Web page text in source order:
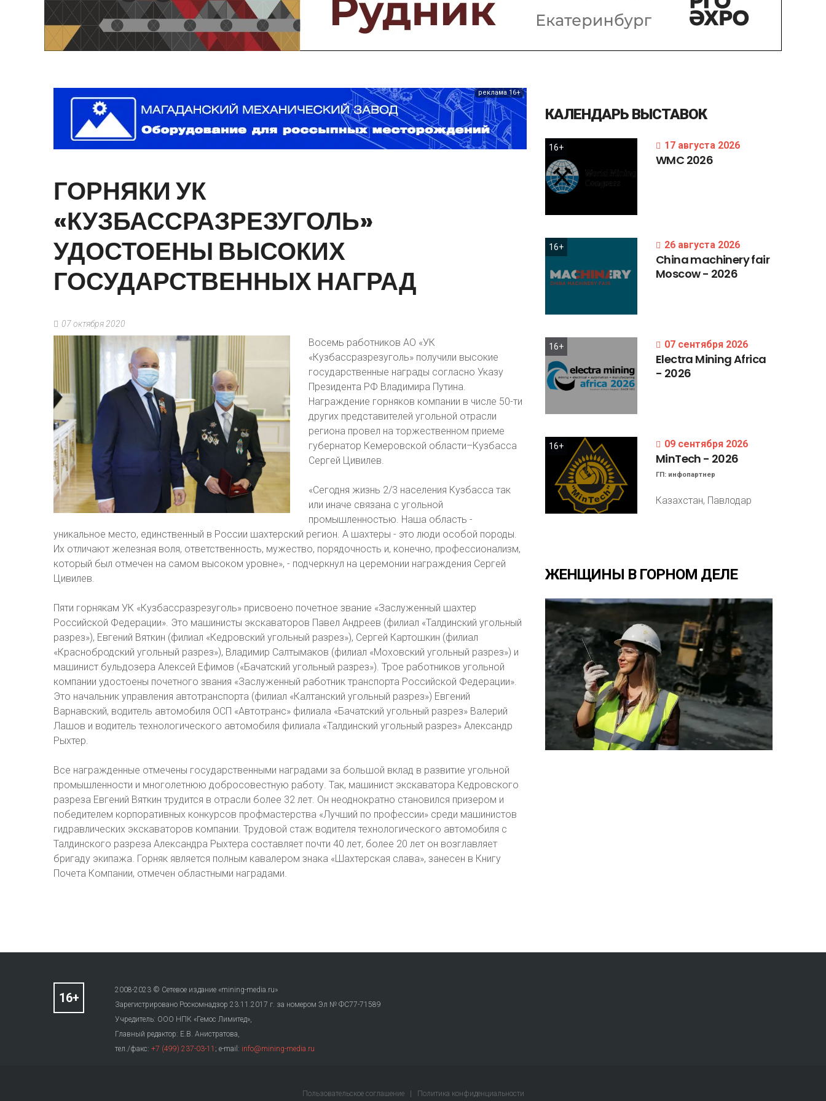
Предприятия и компании
Интервью
Выставки, Конференции
реклама 16+
ГОРНЯКИУК
«КУЗБАССРАЗРЕЗУГОЛЬ»
УДОСТОЕНЫ ВЫСОКИХ
ГОСУДАРСТВЕННЫХНАГРАД
07 октября 2020
Восемь работников АО «УК
«Кузбассразрезуголь» получили высокие
государственные награды согласно Указу
Президента РФ Владимира Путина.
Награждение горняков компании в числе 50-ти
других представителей угольной отрасли
региона провел на торжественном приеме
губернатор Кемеровской области–Кузбасса
Сергей Цивилев.
«Сегодня жизнь 2/3 населения Кузбасса так
или иначе связана с угольной
промышленностью. Наша область -
уникальное место, единственный в России шахтерский регион. А шахтеры - это люди особой породы.
Их отличают железная воля, ответственность, мужество, порядочность и, конечно, профессионализм,
который был отмечен на самом высоком уровне», - подчеркнул на церемонии награждения Сергей
Цивилев.
Пяти горнякам УК «Кузбассразрезуголь» присвоено почетное звание «Заслуженный шахтер
Российской Федерации». Это машинисты экскаваторов Павел Андреев (филиал «Талдинский угольный
разрез»), Евгений Вяткин (филиал «Кедровский угольный разрез»), Сергей Картошкин (филиал
«Краснобродский угольный разрез»), Владимир Салтымаков (филиал «Моховский угольный разрез») и
машинист бульдозера Алексей Ефимов («Бачатский угольный разрез»). Трое работников угольной
компании удостоены почетного звания «Заслуженный работник транспорта Российской Федерации».
Это начальник управления автотранспорта (филиал «Калтанский угольный разрез») Евгений
Bарнавский, водитель автомобиля ОСП «Автотранс» филиала «Бачатский угольный разрез» Валерий
Лашов и водитель технологического автомобиля филиала «Талдинский угольный разрез» Александр
Рыхтер.
Все награжденные отмечены государственными наградами за большой вклад в развитие угольной
промышленности и многолетнюю добросовестную работу. Так, машинист экскаватора Кедровского
разреза Евгений Вяткин трудится в отрасли более 32 лет. Он неоднократно становился призером и
победителем корпоративных конкурсов профмастерства «Лучший по профессии» среди машинистов
гидравлических экскаваторов компании. Трудовой стаж водителя технологического автомобиля с
Талдинского разреза Александра Рыхтера составляет почти 40 лет, более 20 лет он возглавляет
бригаду экипажа. Горняк является полным кавалером знака «Шахтерская слава», занесен в Книгу
Почета Компании, отмечен областными наградами.
КАЛЕНДАРЬ ВЫСТАВОК
16+ 17 августа 2026
WMC 2026
16+ 26 августа 2026
Chinamachineryfair
Moscow- 2026
16+ 07 сентября 2026
Electra MiningAfrica
- 2026
16+ 09 сентября 2026
MinTech - 2026
ГП: инфопартнер
Казахстан, Павлодар
ЖЕНЩИНЫ В ГОРНОМ ДЕЛЕ
2008-2023 © Сетевое издание «mining-media.ru»
Зарегистрировано Роскомнадзор 23.11.2017 г. за номером Эл № ФС77-71589
Учредитель: ООО НПК «Гемос Лимитед»,
Главный редактор: Е.В. Анистратова,
тел./факс: +7 (499) 237-03-11 ; e-mail: info@mining-media.ru
Пользовательское соглашение Политика конфиденциальности